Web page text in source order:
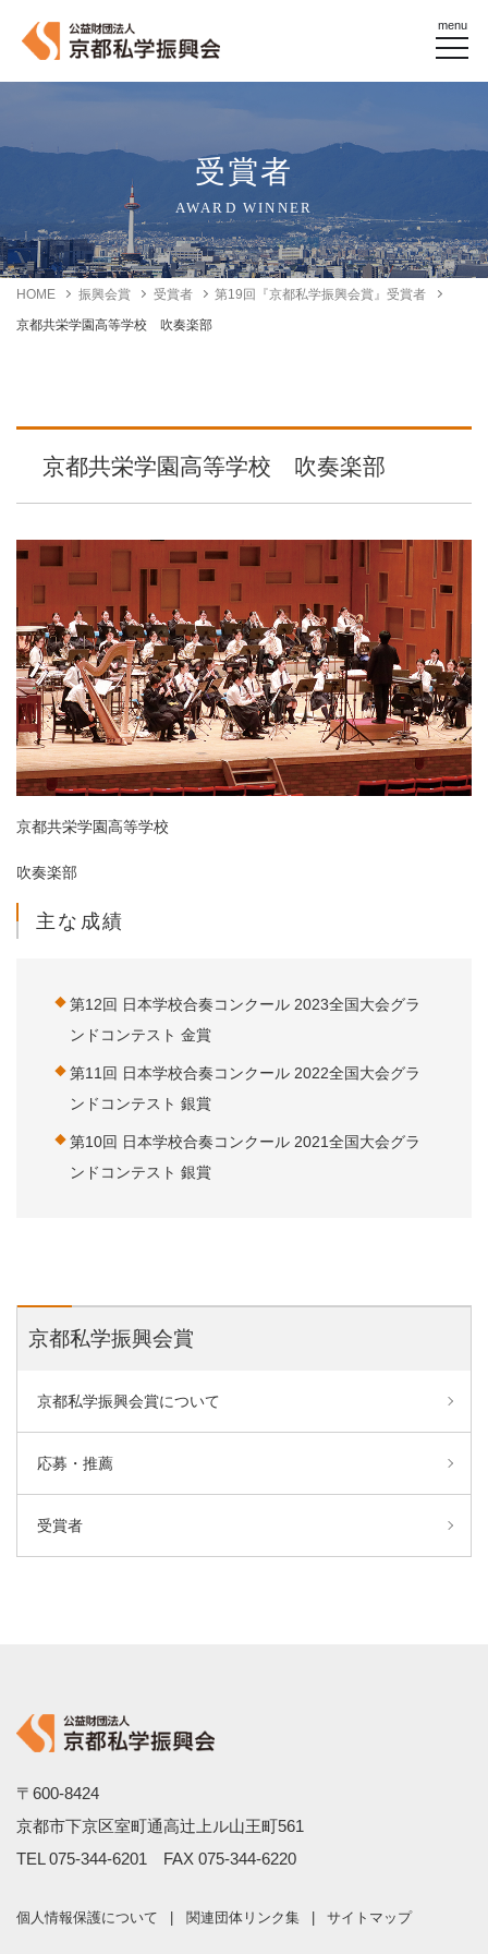
menu
受賞者
AWARD WINNER
HOME 振興会賞 受賞者
第19回『京都私学振興会賞』受賞者
京都共栄学園高等学校 吹奏楽部
京都共栄学園高等学校 吹奏楽部
京都共栄学園高等学校
吹奏楽部
主な成績
第12回 日本学校合奏コンクール 2023全国大会グラ
ンドコンテスト 金賞
第11回 日本学校合奏コンクール 2022全国大会グラ
ンドコンテスト 銀賞
第10回 日本学校合奏コンクール 2021全国大会グラ
ンドコンテスト 銀賞
京都私学振興会賞
京都私学振興会賞について
応募・推薦
受賞者
〒600-8424
京都市下京区室町通高辻上ル山王町561
TEL 075-344-6201 FAX 075-344-6220
個人情報保護について 関連団体リンク集 サイトマップ